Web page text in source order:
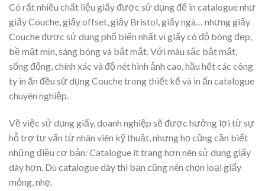
Có rất nhiều chất liệu giấy được sử dụng để in catalogue như
giấy Couche, giấy offset, giấy Bristol, giấy ngà… nhưng giấy
Couche được sử dụng phổ biến nhất vì giấy có độ bóng đẹp,
bề mặt mịn, sáng bóng và bắt mắt. Với màu sắc bắt mắt,
sống động, chính xác và độ nét hình ảnh cao, hầu hết các công
ty in ấn đều sử dụng Couche trong thiết kế và in ấn catalogue
chuyên nghiệp.
Về việc sử dụng giấy, doanh nghiệp sẽ được hưởng lợi từ sự
hỗ trợ tư vấn từ nhân viên kỹ thuật, nhưng họ cũng cần biết
những điều cơ bản: Catalogue ít trang hơn nên sử dụng giấy
dày hơn. Dù catalogue dày thì bạn cũng nên chọn loại giấy
mỏng, nhẹ.